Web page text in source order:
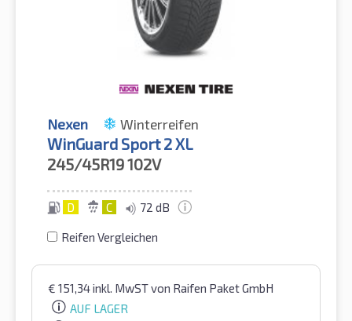
Nexen Winterreifen
WinGuard Sport 2 XL
245/45R19102V
D C 72 dB
Reifen Vergleichen
€ 151,34inkl. MwSTvon Raifen Paket GmbH
AUF LAGER